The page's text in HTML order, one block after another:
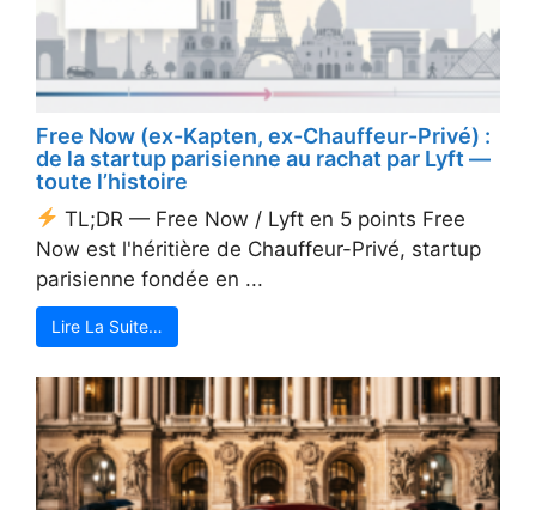
Free Now (ex-Kapten, ex-Chauffeur-Privé) :
de la startup parisienne au rachat par Lyft —
toute l’histoire
TL;DR — Free Now / Lyft en 5 points Free
Now est l'héritière de Chauffeur-Privé, startup
parisienne fondée en ...
Lire La Suite…